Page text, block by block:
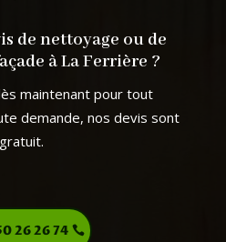
de nettoyage ou de
àLa Ferrière ?
maintenant pour tout
demande, nos devis sont
gratuit.
26 26 74